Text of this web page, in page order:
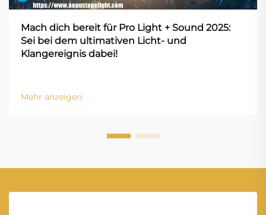
Mach dich bereit für Pro Light + Sound 2025:
Sei bei dem ultimativen Licht- und
Klangereignis dabei!
Mehr anzeigen